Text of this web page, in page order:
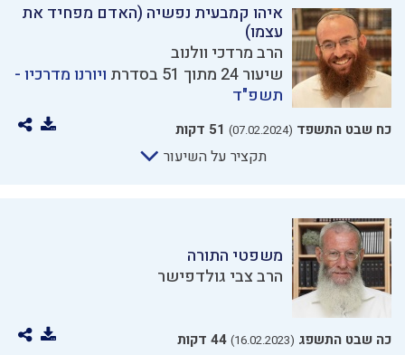
איהו קמבעית נפשיה (האדם מפחיד את
עצמו)
הרב מרדכי וולנוב
שיעור 24 מתוך 51 בסדרת
ויורנו מדרכיו -
תשפ"ד
כח שבט התשפד (07.02.2024) 51 דקות
תקציר על השיעור
משפטי התורה
הרב צבי גולדפישר
כה שבט התשפג (16.02.2023) 44 דקות